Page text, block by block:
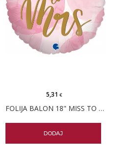
FOLIJA BALON 18" MISS TO MRS
5,31 €
DODAJ